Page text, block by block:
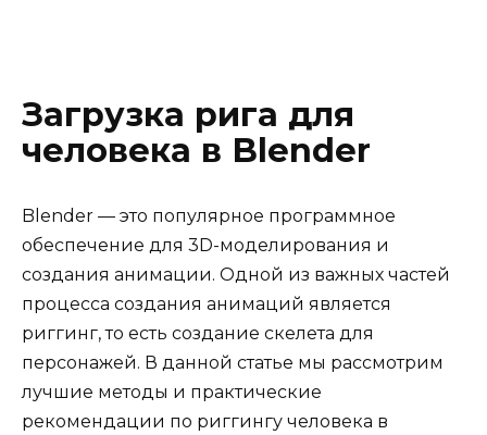
Загрузка рига для
человека в Blender
Blender — это популярное программное
обеспечение для 3D-моделирования и
создания анимации. Одной из важных частей
процесса создания анимаций является
риггинг, то есть создание скелета для
персонажей. В данной статье мы рассмотрим
лучшие методы и практические
рекомендации по риггингу человека в